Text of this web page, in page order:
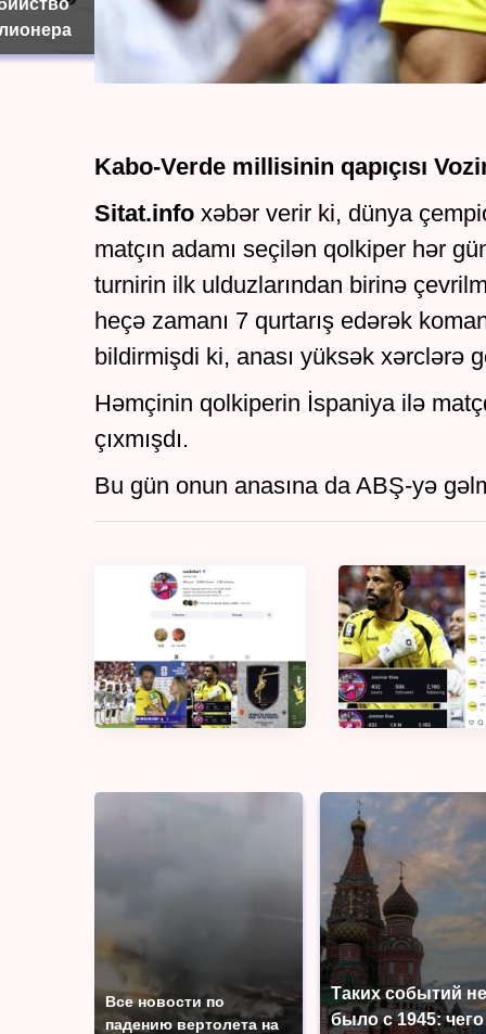
Kabo-Verde millisinin qapıçısı
Sitat.info xəbər verir ki, dünya
matçın adamı seçilən qolkiper hər
turnirin ilk ulduzlarından birinə
heçə zamanı 7 qurtarış edərək
bildirmişdi ki, anası yüksək xərclərə
Həmçinin qolkiperin İspaniya ilə
çıxmışdı.
Bu gün onun anasına da ABŞ-yə
Все новости по
падению вертолета на
Таких событий не
было с 1945: чего